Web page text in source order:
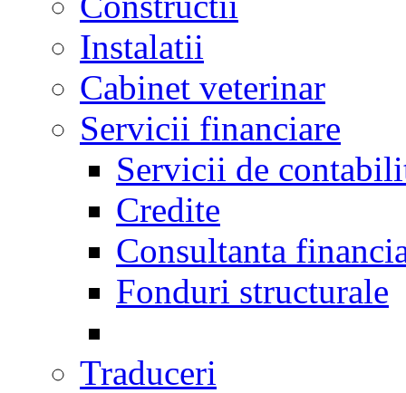
Instalatii
Cabinet veterinar
Servicii financiare
Servicii de
Credite
Consultanta
Fonduri structurale
Traduceri